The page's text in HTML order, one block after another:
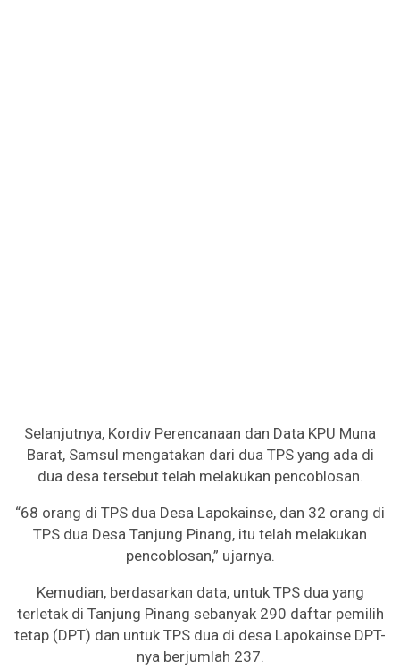
Selanjutnya, Kordiv Perencanaan dan Data KPU Muna
Barat, Samsul mengatakan dari dua TPS yang ada di
dua desa tersebut telah melakukan pencoblosan.
“68 orang di TPS dua Desa Lapokainse, dan 32 orang di
TPS dua Desa Tanjung Pinang, itu telah melakukan
pencoblosan,” ujarnya.
Kemudian, berdasarkan data, untuk TPS dua yang
terletak di Tanjung Pinang sebanyak 290 daftar pemilih
tetap (DPT) dan untuk TPS dua di desa Lapokainse DPT-
nya berjumlah 237.